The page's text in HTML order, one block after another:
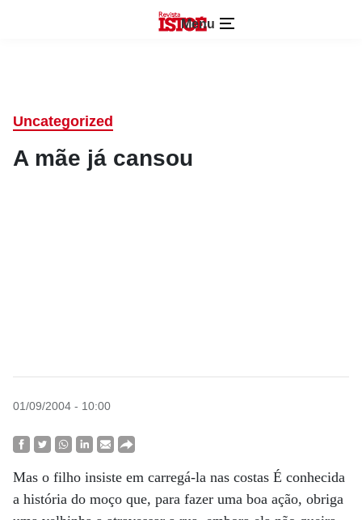
Menu
Uncategorized
A mãe já cansou
01/09/2004 - 10:00
Mas o filho insiste em carregá-la nas costas É conhecida
a história do moço que, para fazer uma boa ação, obriga